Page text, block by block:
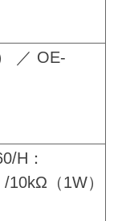
／ OE-
H：
（1W）